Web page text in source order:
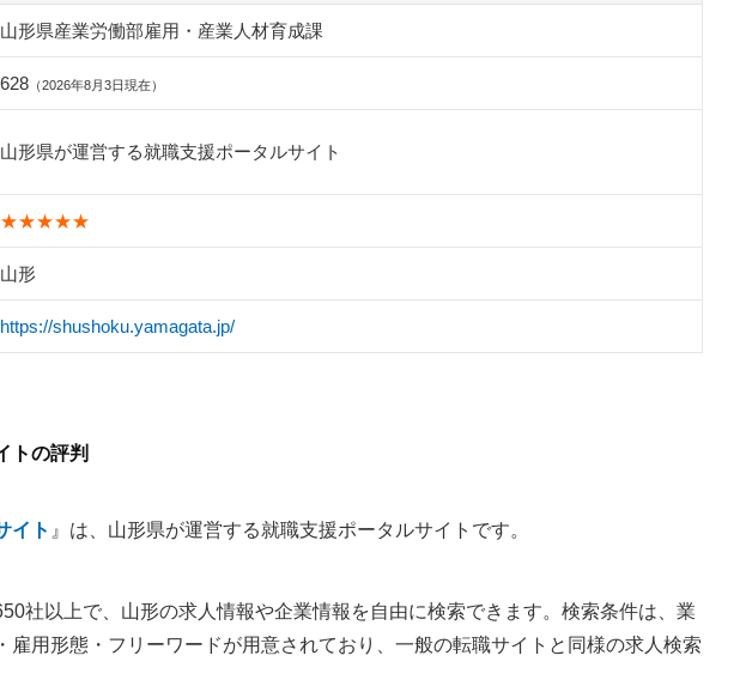
山形県産業労働部雇用・産業人材育成課
628 （2026年8月3日現在）
山形県が運営する就職支援ポータルサイト
★★★★★
山形
https://shushoku.yamagata.jp/
トの評判
イト 』は、山形県が運営する就職支援ポータルサイトです。
社以上で、山形の求人情報や企業情報を自由に検索できます。検索条件は、業
雇用形態・フリーワードが用意されており、一般の転職サイトと同様の求人検索